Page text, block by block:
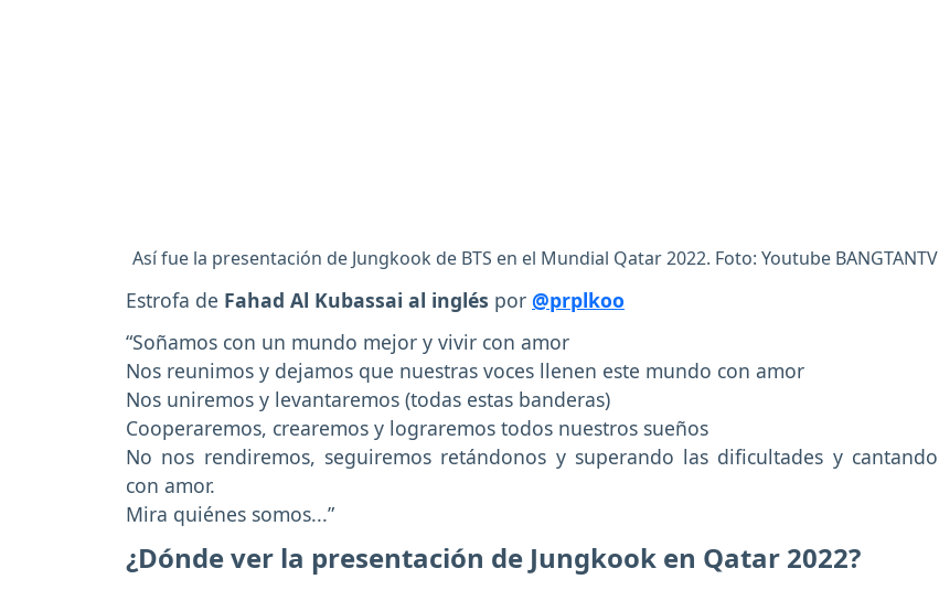
Así fue la presentación de Jungkook de BTS en el Mundial Qatar 2022. Foto: Youtube BANGTANTV
Estrofa de Fahad Al Kubassai al inglés por @prplkoo
“Soñamos con un mundo mejor y vivir con amor
Nos reunimos y dejamos que nuestras voces llenen este mundo con amor
Nos uniremos y levantaremos (todas estas banderas)
Cooperaremos, crearemos y lograremos todos nuestros sueños
No nos rendiremos, seguiremos retándonos y superando las dificultades y cantando
con amor.
Mira quiénes somos...”
¿Dónde ver la presentación de Jungkook en Qatar 2022?